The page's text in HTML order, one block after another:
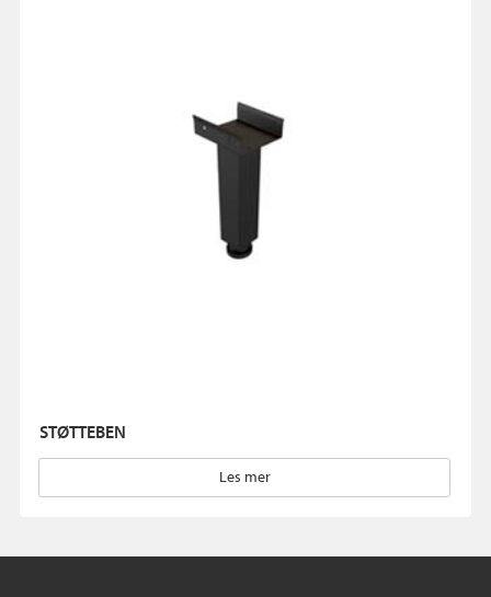
STØTTEBEN
Les mer